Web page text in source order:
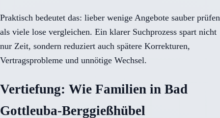
Praktisch bedeutet das: lieber wenige Angebote sauber prüfen
als viele lose vergleichen. Ein klarer Suchprozess spart nicht
nur Zeit, sondern reduziert auch spätere Korrekturen,
Vertragsprobleme und unnötige Wechsel.
Vertiefung: Wie Familien in Bad
Gottleuba-Berggießhübel